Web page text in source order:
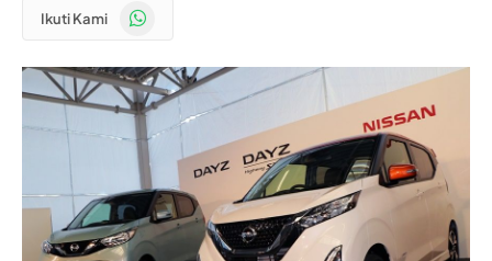
Ikuti Kami WhatsApp